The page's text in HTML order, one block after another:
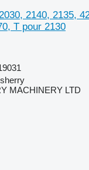
2140, 2135,
T pour 2130
MACHINERY LTD